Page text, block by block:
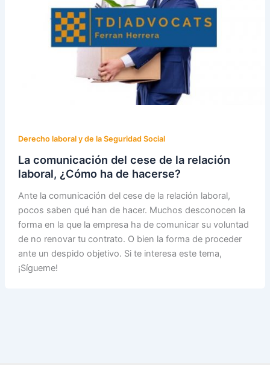
Derecho laboral y de la Seguridad Social
La comunicación del cese de la relación
laboral, ¿Cómo ha de hacerse?
Ante la comunicación del cese de la relación laboral,
pocos saben qué han de hacer. Muchos desconocen la
forma en la que la empresa ha de comunicar su voluntad
de no renovar tu contrato. O bien la forma de proceder
ante un despido objetivo. Si te interesa este tema,
¡Sígueme!